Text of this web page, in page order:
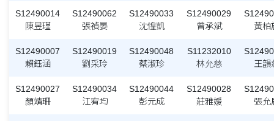
S12490014
陳昱瑾
S12490062
張禎晏
S12490033
沈惶凱
S12490029
曾承斌
黃柏
S12490007
賴鈺涵
S12490019
劉采玲
S12490048
蔡淑珍
S11232010
林允慈
王韻
S12490027
顏靖珊
S12490034
江宥均
S12490044
彭元成
S12490028
莊雅媛
張允